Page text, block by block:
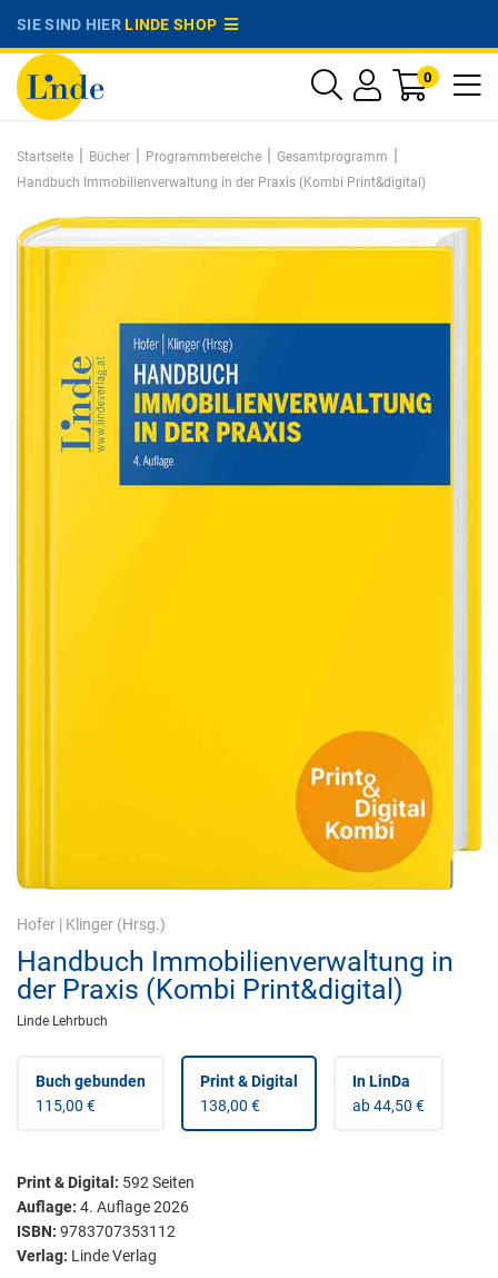
SIE SIND HIERLINDE SHOP
0
Startseite | Bücher | Programmbereiche | Gesamtprogramm |
Handbuch Immobilienverwaltung in der Praxis (Kombi Print&digital)
Hofer | Klinger (Hrsg.)
Handbuch Immobilienverwaltung in
der Praxis (Kombi Print&digital)
Linde Lehrbuch
Buch gebunden
115,00 €
Print & Digital
138,00 €
In LinDa
ab 44,50 €
Print & Digital : 592Seiten
Auflage: 4. Auflage 2026
ISBN: 9783707353112
Verlag: Linde Verlag